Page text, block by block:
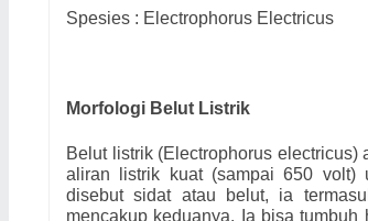
Spesies : Electrophorus Electricus
Morfologi Belut Listrik
Belut listrik (Electrophorus
aliran listrik kuat (sampai 650 volt)
disebut sidat atau belut, ia
mencakup keduanya. Ia bisa